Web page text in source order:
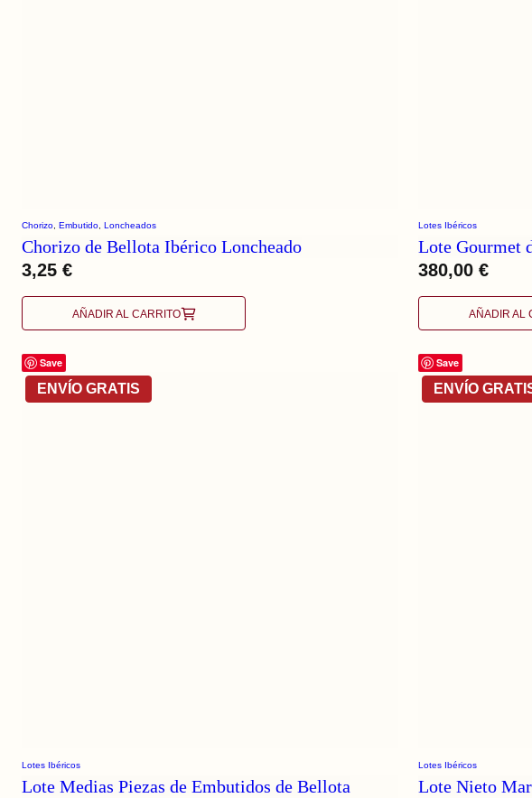
Chorizo, Embutido, Loncheados
Chorizo de Bellota Ibérico Loncheado
3,25 €
AÑADIR AL CARRITO
Lotes Ibéricos
Lote Gourmet
380,00€
AÑADIR AL
Save
Lotes Ibéricos
Lote Medias Piezas de Embutidos de Bellota
Save
Lotes Ibéricos
Lote Nieto